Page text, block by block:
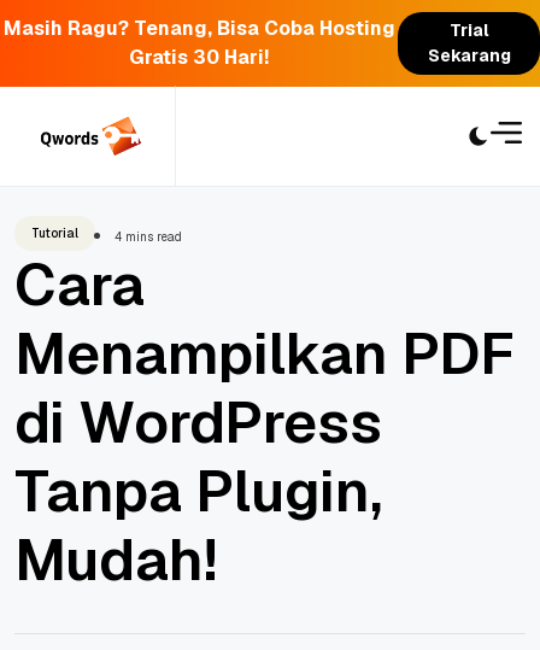
Masih Ragu? Tenang, Bisa Coba Hosting
Gratis 30 Hari!
Trial
Sekarang
Tutorial 4 mins read
Cara
Menampilkan PDF
di WordPress
Tanpa Plugin,
Mudah!